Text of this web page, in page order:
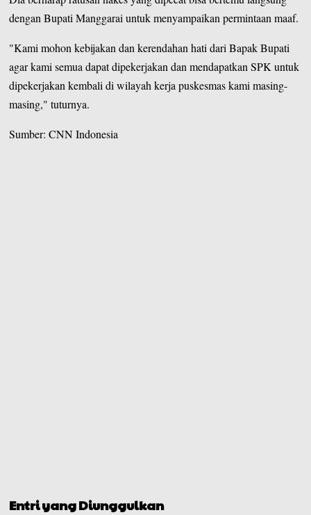
dengan Bupati Manggarai untuk menyampaikan permintaan maaf.
"Kami mohon kebijakan dan kerendahan hati dari Bapak Bupati
agar kami semua dapat dipekerjakan dan mendapatkan SPK untuk
dipekerjakan kembali di wilayah kerja puskesmas kami masing-
masing," tuturnya.
Sumber:CNN Indonesia
Entri yang Diunggulkan